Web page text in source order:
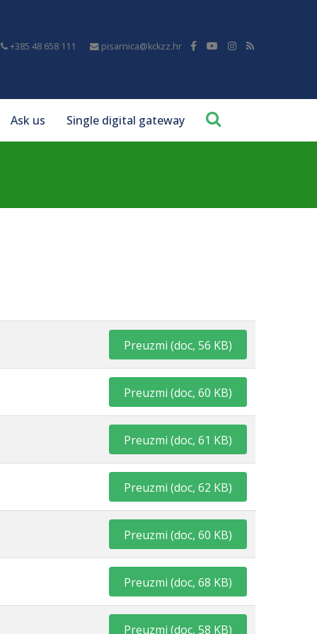
+385 48 658 111 pisarnica@kckzz.hr
Ask us Single digital gateway
Preuzmi (doc, 56 KB)
Preuzmi (doc, 60 KB)
Preuzmi (doc, 61 KB)
Preuzmi (doc, 62 KB)
Preuzmi (doc, 60 KB)
Preuzmi (doc, 68 KB)
Preuzmi (doc, 58 KB)